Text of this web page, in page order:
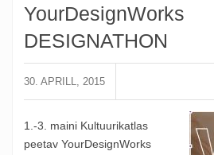
YourDesignWorks
DESIGNATHON
30. APRILL, 2015
1.-3. maini Kultuurikatlas
peetav YourDesignWorks